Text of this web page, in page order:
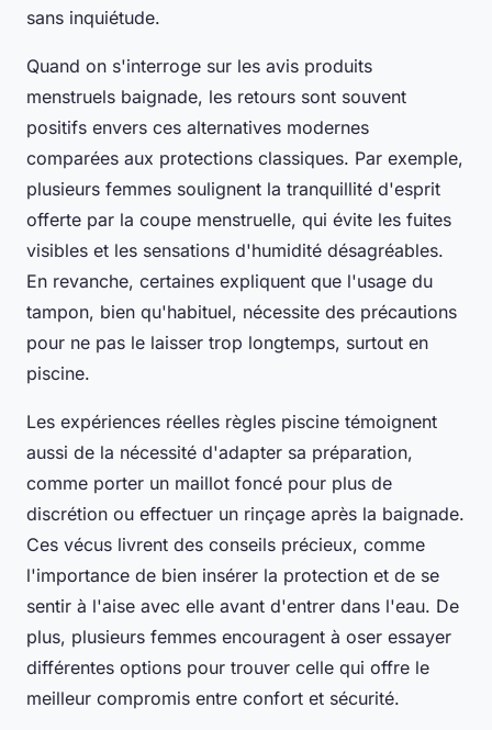
sans inquiétude.
Quand on s'interroge sur les avis produits
menstruels baignade, les retours sont souvent
positifs envers ces alternatives modernes
comparées aux protections classiques. Par exemple,
plusieurs femmes soulignent la tranquillité d'esprit
offerte par la coupe menstruelle, qui évite les fuites
visibles et les sensations d'humidité désagréables.
En revanche, certaines expliquent que l'usage du
tampon, bien qu'habituel, nécessite des précautions
pour ne pas le laisser trop longtemps, surtout en
piscine.
Les expériences réelles règles piscine témoignent
aussi de la nécessité d'adapter sa préparation,
comme porter un maillot foncé pour plus de
discrétion ou effectuer un rinçage après la baignade.
Ces vécus livrent des conseils précieux, comme
l'importance de bien insérer la protection et de se
sentir à l'aise avec elle avant d'entrer dans l'eau. De
plus, plusieurs femmes encouragent à oser essayer
différentes options pour trouver celle qui offre le
meilleur compromis entre confort et sécurité.